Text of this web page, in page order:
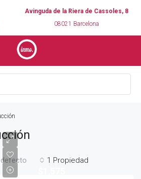
Avinguda de la Riera de Cassoles, 8
08021 Barcelona
1 Propiedad